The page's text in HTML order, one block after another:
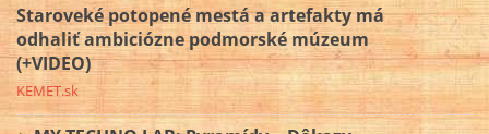
Staroveké potopené mestá a artefakty má
odhaliť ambiciózne podmorské múzeum
(+VIDEO)
KEMET.sk